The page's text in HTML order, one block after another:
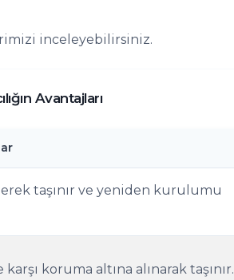
inceleyebilirsiniz.
Avantajları
taşınır ve yeniden kurulumu
koruma altına alınarak taşınır.